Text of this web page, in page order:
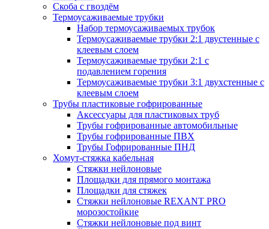
Скоба с гвоздём
Термоусаживаемые трубки
Набор термоусаживаемых трубок
Термоусаживаемые трубки 2:1 двустенные с
клеевым слоем
Термоусаживаемые трубки 2:1 с
подавлением горения
Термоусаживаемые трубки 3:1 двухстенные с
клеевым слоем
Трубы пластиковые гофрированные
Аксессуары для пластиковых труб
Трубы гофрированные автомобильные
Трубы гофрированные ПВХ
Трубы Гофрированные ПНД
Хомут-стяжка кабельная
Cтяжки нейлоновые
Площадки для прямого монтажа
Площадки для стяжек
Стяжки нейлоновые REXANT PRO
морозостойкие
Стяжки нейлоновые под винт